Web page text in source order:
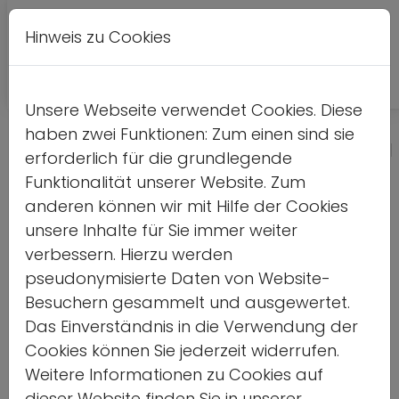
Kinder und Jugendliche haben
Recht auf einen gewaltfreien
Sport
Schutz vor sexualisierter Gewalt braucht
ressourcenstarke Netzwerke!
Home
Hinweis zu Cookies
Unsere Webseite verwendet Cookies. Diese
haben zwei Funktionen: Zum einen sind sie
erforderlich für die grundlegende
Funktionalität unserer Website. Zum
anderen können wir mit Hilfe der Cookies
unsere Inhalte für Sie immer weiter
verbessern. Hierzu werden
pseudonymisierte Daten von Website-
Besuchern gesammelt und ausgewertet.
Das Einverständnis in die Verwendung der
Cookies können Sie jederzeit widerrufen.
Weitere Informationen zu Cookies auf